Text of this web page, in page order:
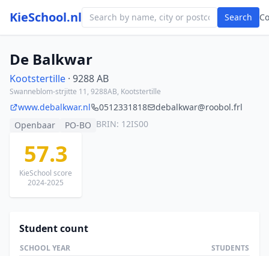
KieSchool.nl Search
De Balkwar
Kootstertille · 9288 AB
Swanneblom-strjitte 11, 9288AB, Kootstertille
www.debalkwar.nl 0512331818
debalkwar@roobol.frl
Openbaar
PO-BO BRIN: 12IS00
57.3
KieSchool score
2024-2025
Student count
SCHOOL YEAR STUDENTS